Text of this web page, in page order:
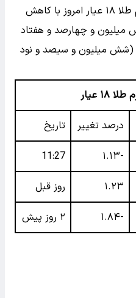
قیمت طلا کاهش یافت. هر گرم طلا ۱۸ عیار امروز با کاهش
از ۶,۴۷۱,۰۰۰ (شش میلیون و چهارصد و هفتاد
و یک هزار) تومان به ۶,۳۹۹,۰۰۰ (شش میلیون و سیصد و نود
درصد تغییر تاریخ
-۱.۱۳ 11:27
۱.۲۳ روز قبل
-۱.۸۴ ۲ روز پیش